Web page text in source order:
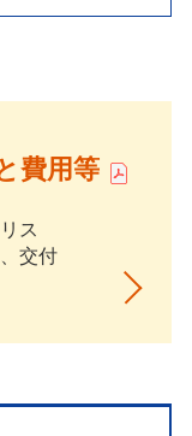
費用等
ス
交付